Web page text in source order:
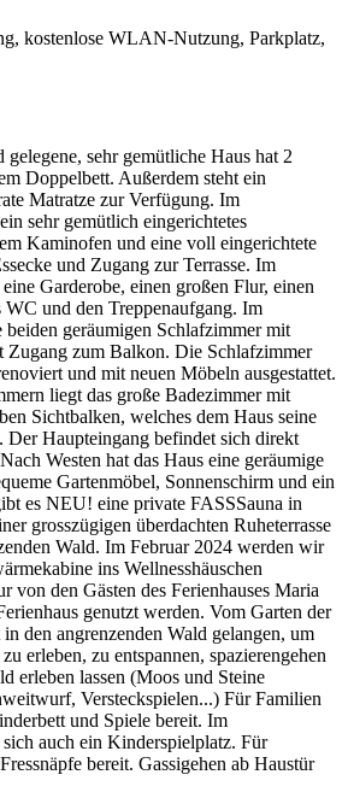
kostenlose WLAN-Nutzung, Parkplatz,
sehr gemütliche Haus hat 2
Doppelbett. Außerdem steht ein
Matratze zur Verfügung. Im
sehr gemütlich eingerichtetes
Kaminofen und eine voll eingerichtete
und Zugang zur Terrasse. Im
Garderobe, einen großen Flur, einen
und den Treppenaufgang. Im
beiden geräumigen Schlafzimmer mit
Zugang zum Balkon. Die Schlafzimmer
und mit neuen Möbeln ausgestattet.
liegt das große Badezimmer mit
Sichtbalken, welches dem Haus seine
Der Haupteingang befindet sich direkt
Westen hat das Haus eine geräumige
Gartenmöbel, Sonnenschirm und ein
es NEU! eine private FASSSauna in
grosszügigen überdachten Ruheterrasse
Wald. Im Februar 2024 werden wir
ins Wellnesshäuschen
von den Gästen des Ferienhauses Maria
genutzt werden. Vom Garten der
den angrenzenden Wald gelangen, um
erleben, zu entspannen, spazierengehen
erleben lassen (Moos und Steine
Versteckspielen...) Für Familien
und Spiele bereit. Im
auch ein Kinderspielplatz. Für
bereit. Gassigehen ab Haustür